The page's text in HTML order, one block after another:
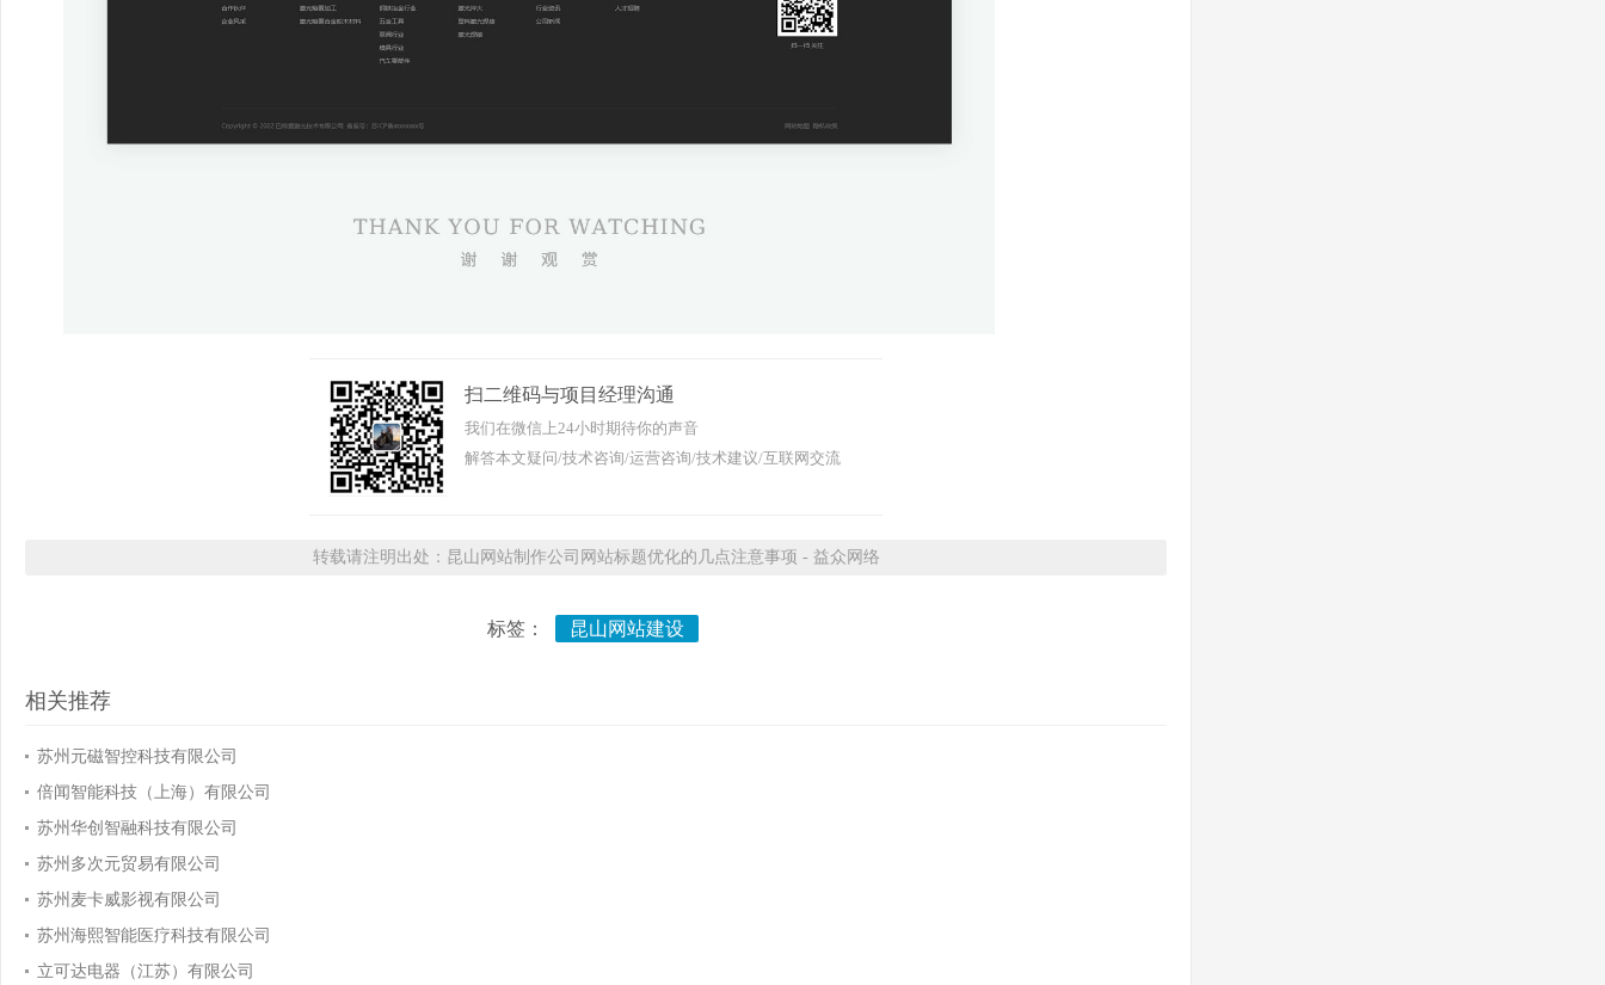
扫二维码与项目经理沟通
我们在微信上24小时期待你的声音
解答本文疑问/技术咨询/运营咨询/技术建议/互联网交流
转载请注明出处：昆山网站制作公司网站标题优化的几点注意事项 - 益众网络
标签： 昆山网站建设
相关推荐
苏州元磁智控科技有限公司
倍闻智能科技（上海）有限公司
苏州华创智融科技有限公司
苏州多次元贸易有限公司
苏州麦卡威影视有限公司
苏州海熙智能医疗科技有限公司
立可达电器（江苏）有限公司